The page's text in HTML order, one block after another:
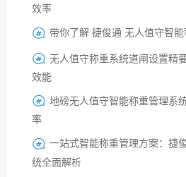
效率
 带你了解 捷俊通 无人值守智
 无人值守称重系统道闸设置精
效能
 地磅无人值守智能称重管理系
率
 一站式智能称重管理方案：捷
统全面解析